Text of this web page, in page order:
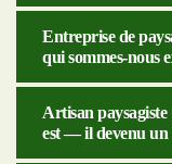
Entreprise de
qui sommes-nous
Artisan
est — il devenu un